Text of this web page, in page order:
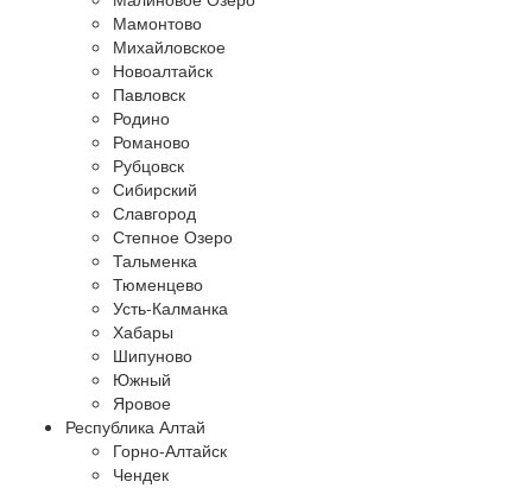
Мамонтово
Михайловское
Новоалтайск
Павловск
Родино
Романово
Рубцовск
Сибирский
Славгород
Степное Озеро
Тальменка
Тюменцево
Усть-Калманка
Хабары
Шипуново
Южный
Яровое
Республика Алтай
Горно-Алтайск
Чендек